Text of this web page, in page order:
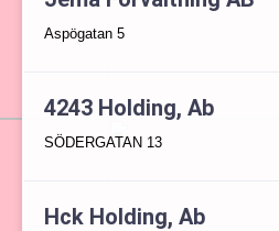
Aspögatan 5
4243 Holding, Ab
SÖDERGATAN 13
Hck Holding, Ab